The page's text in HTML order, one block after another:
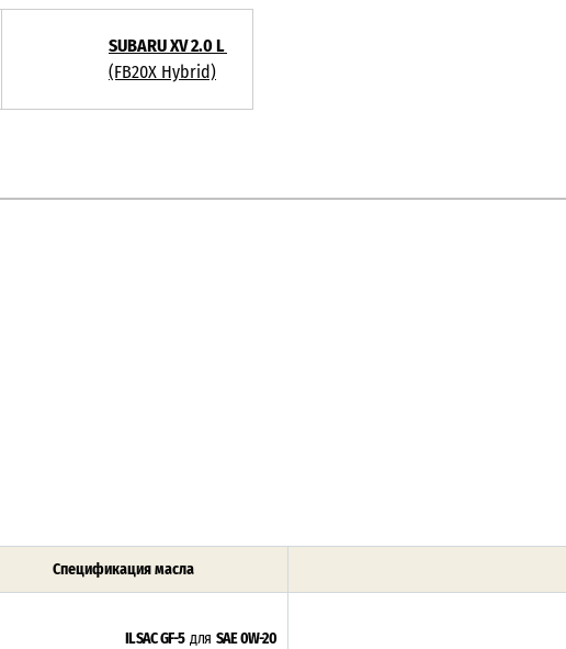
SUBARU XV 2.0 L
(FB20X Hybrid)
Спецификация масла
ILSAC GF-5для SAE 0W-20